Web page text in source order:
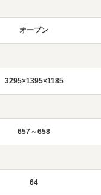
オープン
3295×1395×1185
657～658
64